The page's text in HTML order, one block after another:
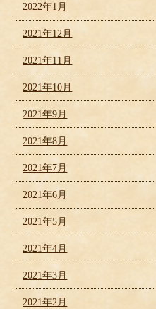
2022年1月
2021年12月
2021年11月
2021年10月
2021年9月
2021年8月
2021年7月
2021年6月
2021年5月
2021年4月
2021年3月
2021年2月